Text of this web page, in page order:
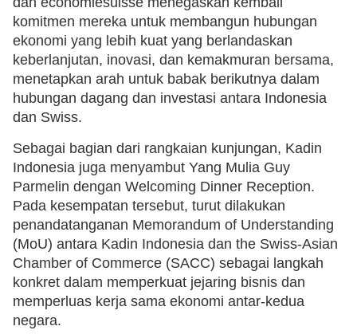
komitmen mereka untuk membangun hubungan
ekonomi yang lebih kuat yang berlandaskan
keberlanjutan, inovasi, dan kemakmuran bersama,
menetapkan arah untuk babak berikutnya dalam
hubungan dagang dan investasi antara Indonesia
dan Swiss.
Sebagai bagian dari rangkaian kunjungan, Kadin
Indonesia juga menyambut Yang Mulia Guy
Parmelin dengan Welcoming Dinner Reception.
Pada kesempatan tersebut, turut dilakukan
penandatanganan Memorandum of Understanding
(MoU) antara Kadin Indonesia dan the Swiss-Asian
Chamber of Commerce (SACC) sebagai langkah
konkret dalam memperkuat jejaring bisnis dan
memperluas kerja sama ekonomi antar-kedua
negara.